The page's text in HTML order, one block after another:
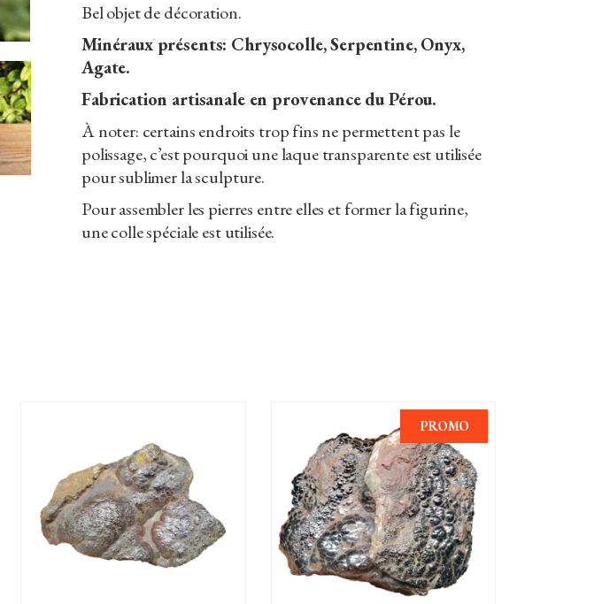
Bel objet de décoration.
Minéraux présents: Chrysocolle, Serpentine, Onyx,
Agate.
Fabrication artisanale en provenance du Pérou.
À noter: certains endroits trop fins ne permettent pas le
polissage, c’est pourquoi une laque transparente est utilisée
pour sublimer la sculpture.
Pour assembler les pierres entre elles et former la figurine,
une colle spéciale est utilisée.
AJOUTER AU PANIER
PROMO
AJOUTER AU PANIER